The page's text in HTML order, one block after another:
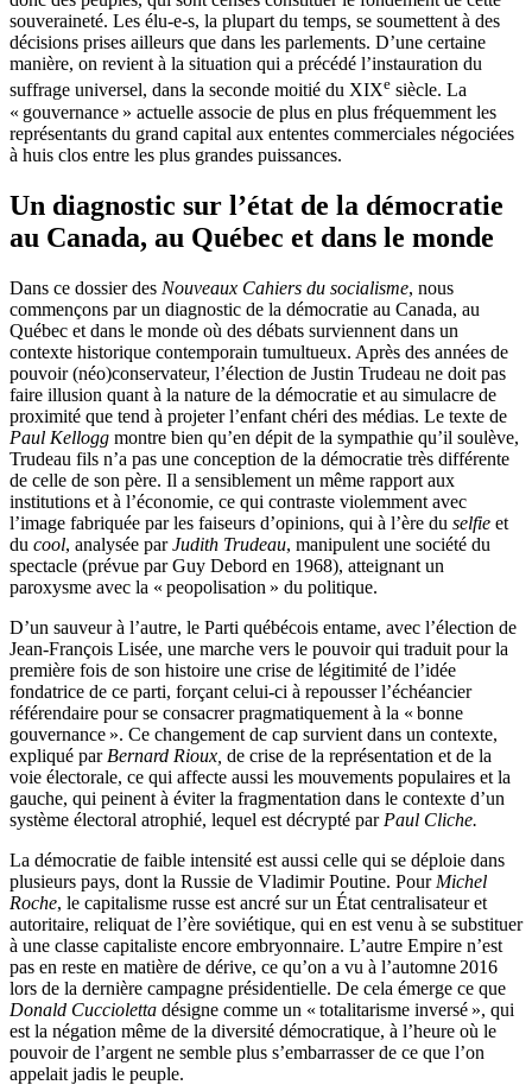
souveraineté. Les élu-e-s, la plupart du temps, se soumettent à des
décisions prises ailleurs que dans les parlements. D’une certaine
manière, on revient à la situation qui a précédé l’instauration du
suffrage universel, dans la seconde moitié du XIXe siècle. La
« gouvernance » actuelle associe de plus en plus fréquemment les
représentants du grand capital aux ententes commerciales négociées
à huis clos entre les plus grandes puissances.
Un diagnostic sur l’état de la démocratie
au Canada, au Québec et dans le monde
Dans ce dossier des Nouveaux Cahiers du socialisme, nous
commençons par un diagnostic de la démocratie au Canada, au
Québec et dans le monde où des débats surviennent dans un
contexte historique contemporain tumultueux. Après des années de
pouvoir (néo)conservateur, l’élection de Justin Trudeau ne doit pas
faire illusion quant à la nature de la démocratie et au simulacre de
proximité que tend à projeter l’enfant chéri des médias. Le texte de
Paul Kellogg montre bien qu’en dépit de la sympathie qu’il soulève,
Trudeau fils n’a pas une conception de la démocratie très différente
de celle de son père. Il a sensiblement un même rapport aux
institutions et à l’économie, ce qui contraste violemment avec
l’image fabriquée par les faiseurs d’opinions, qui à l’ère du selfie et
du cool, analysée parJudith Trudeau, manipulent une société du
spectacle (prévue par Guy Debord en 1968), atteignant un
paroxysme avec la « peopolisation » du politique.
D’un sauveur à l’autre, le Parti québécois entame, avec l’élection de
Jean-François Lisée, une marche vers le pouvoir qui traduit pour la
première fois de son histoire une crise de légitimité de l’idée
fondatrice de ce parti, forçant celui-ci à repousser l’échéancier
référendaire pour se consacrer pragmatiquement à la « bonne
gouvernance ». Ce changement de cap survient dans un contexte,
expliqué par Bernard Rioux, de crise de la représentation et de la
voie électorale, ce qui affecte aussi les mouvements populaires et la
gauche, qui peinent à éviter la fragmentation dans le contexte d’un
système électoral atrophié, lequel est décrypté par Paul Cliche.
La démocratie de faible intensité est aussi celle qui se déploie dans
plusieurs pays, dont la Russie de Vladimir Poutine. Pour Michel
Roche, le capitalisme russe est ancré sur un État centralisateur et
autoritaire, reliquat de l’ère soviétique, qui en est venu à se substituer
à une classe capitaliste encore embryonnaire. L’autre Empire n’est
pas en reste en matière de dérive, ce qu’on a vu à l’automne 2016
lors de la dernière campagne présidentielle. De cela émerge ce que
Donald Cuccioletta désigne comme un « totalitarisme inversé », qui
est la négation même de la diversité démocratique, à l’heure où le
pouvoir de l’argent ne semble plus s’embarrasser de ce que l’on
appelait jadis le peuple.